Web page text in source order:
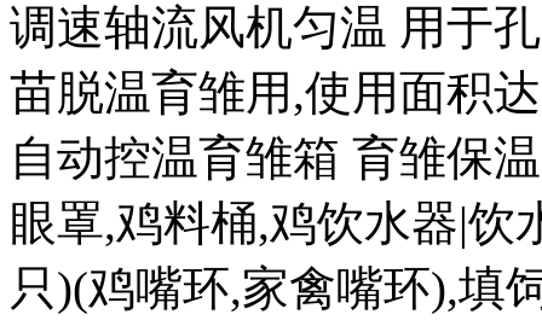
调速轴流风机匀温 用于
苗脱温育雏用,使用面积
自动控温育雏箱 育雏保
眼罩,鸡料桶,鸡饮水器|饮
只)(鸡嘴环,家禽嘴环),填